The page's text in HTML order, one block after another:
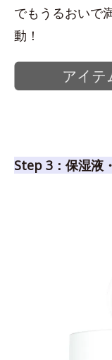
でもうるおいで
動！
Step 3：保湿液